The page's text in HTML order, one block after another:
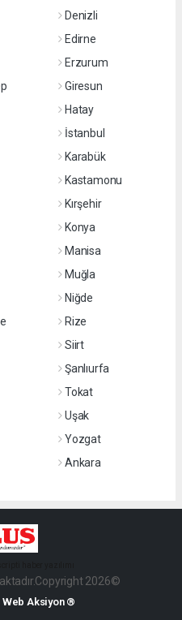
Denizli
Edirne
Erzurum
Giresun
Hatay
İstanbul
Karabük
Kastamonu
Kırşehir
Konya
Manisa
Muğla
Niğde
Rize
Siirt
Şanlıurfa
Tokat
Uşak
Yozgat
Ankara
2026©
Web Aksiyon ®